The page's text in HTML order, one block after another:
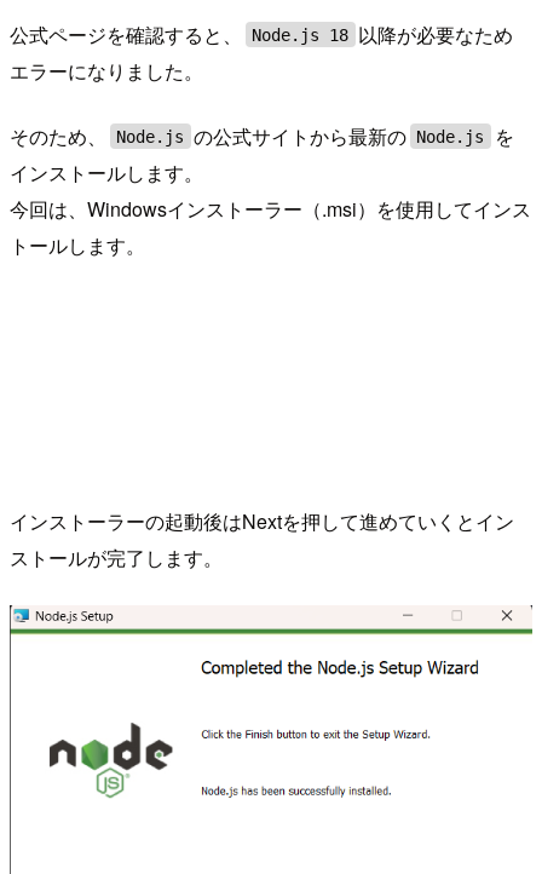
公式ページを確認すると、 Node.js 18 以降が必要なため
エラーになりました。
そのため、 Node.js の公式サイトから最新の Node.js
を
インストールします。
今回は、Windowsインストーラー（.msi）を使用してインス
トールします。
インストーラーの起動後はNextを押して進めていくとイン
ストールが完了します。